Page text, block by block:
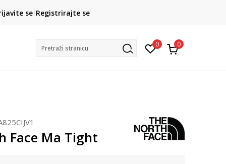
CLICK& COLLECT
besplatno preuzimanje u trgovini
se Registrirajte se
Pretraži stranicu 0 0
Face Ma Tight